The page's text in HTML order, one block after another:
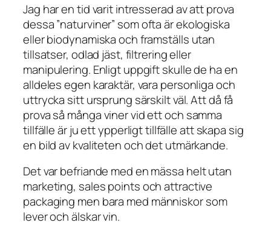
Jag har en tid varit intresserad av att prova
dessa ”naturviner” som ofta är ekologiska
eller biodynamiska och framställs utan
tillsatser, odlad jäst, filtrering eller
manipulering. Enligt uppgift skulle de ha en
alldeles egen karaktär, vara personliga och
uttrycka sitt ursprung särskilt väl. Att då få
prova så många viner vid ett och samma
tillfälle är ju ett ypperligt tillfälle att skapa sig
en bild av kvaliteten och det utmärkande.
Det var befriande med en mässa helt utan
marketing, sales pointsochattractive
packaging men bara med människor som
lever och älskar vin.